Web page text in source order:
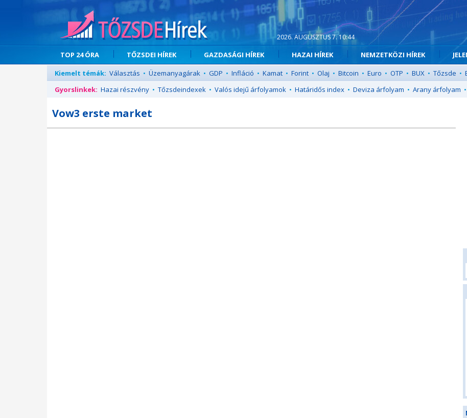
2026. AUGUSZTUS 7. 10:44
TOP 24 ÓRA TŐZSDEI HÍREK GAZDASÁGI HÍREK HAZAI HÍREK NEMZETKÖZI HÍREK
Kiemelt témák: Választás • Üzemanyagárak • GDP • Infláció • Kamat • Forint • Olaj • Bitcoin • Euro • OTP • BUX • Tőzsde •
Gyorslinkek: Hazai részvény • Tőzsdeindexek • Valós idejű árfolyamok • Határidős index • Deviza árfolyam • Arany árfolyam •
Vow3 erste market